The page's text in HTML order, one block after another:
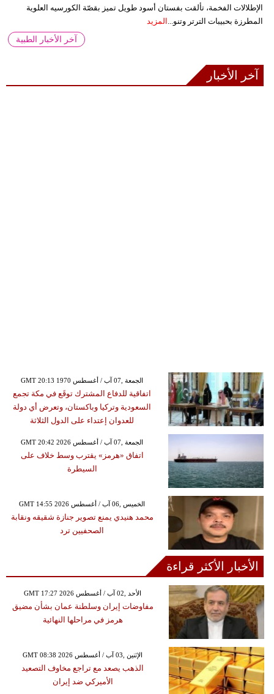
الإطلالات الفخمة، تألقت بفستان أسود طويل تميز بقصّة الكورسيه العلوية
المطرزة بحبيبات الترتر وتنو... المزيد
آخر الأخبار الطبية
آخر الأخبار
GMT 20:13 1970 الجمعة ,07 آب / أغسطس
اتفاقية للدفاع المشترك توقَع في مكة تجمع
السعودية وتركيا وباكستان، وتعرض أي دولة
للعدوان إعتداء على الدول الثلاثة
GMT 20:42 2026 الجمعة ,07 آب / أغسطس
اتفاق «هرمز» يقترب وسط خلاف على
السيطرة
GMT 14:55 2026 الخميس ,06 آب / أغسطس
محمد هنيدي يمنع تصوير جنازة شقيقه ونقابة
الصحفيين ترد
الأخبار الأكثر قراءة
GMT 17:27 2026 الأحد ,02 آب / أغسطس
مفاوضات إيران وسلطنة عمان بشأن مضيق
هرمز في مراحلها النهائية
GMT 08:38 2026 الإثنين ,03 آب / أغسطس
الذهب يصعد مع تراجع مخاوف التصعيد
الأميركي ضد إيران